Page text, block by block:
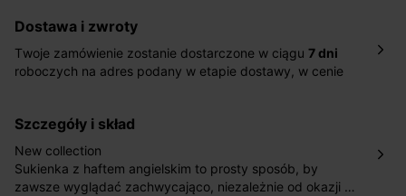
Dostawa i zwroty
Twoje zamówienie zostanie dostarczone w ciągu 7 dni
roboczych na adres podany w etapie dostawy, w cenie
pośrednictwem DHL Express.
Nowość: Zamówienia dostarczamy w ciągu 4-6 dni
roboczych do wybranego przez Ciebie paczkomatu , a
koszt przesyłki wynosi 9,40 zł.
szczegóły i skład
New collection
Sukienka z haftem angielskim to prosty sposób, by
zawsze wyglądać zachwycająco, niezależnie od okazji i